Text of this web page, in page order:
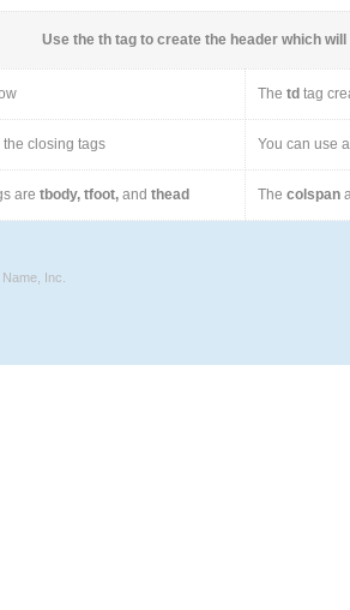
Use the th tag to create the header which
The td tag
closing tags You can use
are tbody, tfoot, and thead The colspan
Inc.